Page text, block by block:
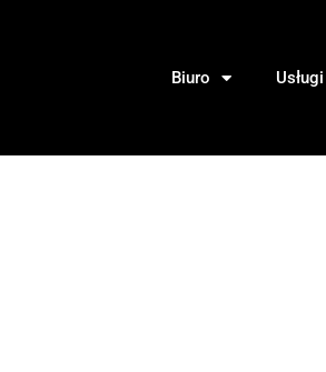
Biuro Usługi